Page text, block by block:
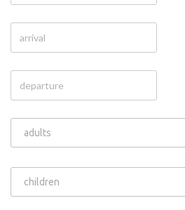
adults
children